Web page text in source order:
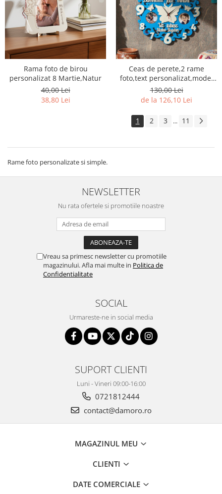
Rama foto de birou
personalizat 8 Martie,Natur
40,00 Lei
38,80 Lei
Ceas de perete,2 rame
foto,text personalizat,model
Natur
130,00 Lei
de la 126,10 Lei
1 2 3 ... 11
Rame foto personalizate si simple.
NEWSLETTER
Nu rata ofertele si promotiile noastre
Vreau sa primesc newsletter cu promotiile
magazinului. Afla mai multe in Politica de
Confidentialitate
SOCIAL
Urmareste-ne in social media
SUPORT CLIENTI
Luni - Vineri 09:00-16:00
0721812444
contact@damoro.ro
MAGAZINUL MEU
CLIENTI
DATE COMERCIALE